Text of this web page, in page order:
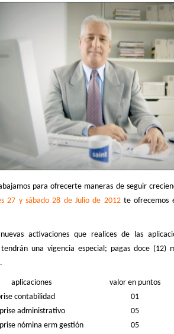
para ofrecerte maneras de seguir
27 y sábado 28 de Julio de 2012te ofrecemos
activaciones que realices de las
una vigencia especial; pagas doce (12)
aplicaciones
valor en puntos
contabilidad
01
administrativo
05
nómina erm gestión
05